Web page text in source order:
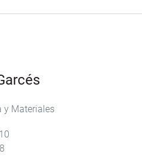
y Materiales